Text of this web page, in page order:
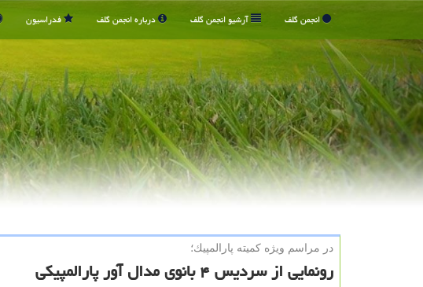
انجمن گلف آرشیو انجمن گلف درباره انجمن گلف فدراسیون
در مراسم ویژه كمیته پارالمپیك؛
رونمایی از سردیس ۴ بانوی مدال آور پارالمپیكی